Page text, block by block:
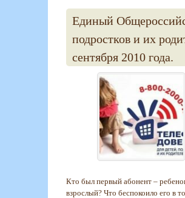
Единый
подростков и их
сентября 2010 года.
Кто был первый абонент –
взрослый? Что беспокоило его в